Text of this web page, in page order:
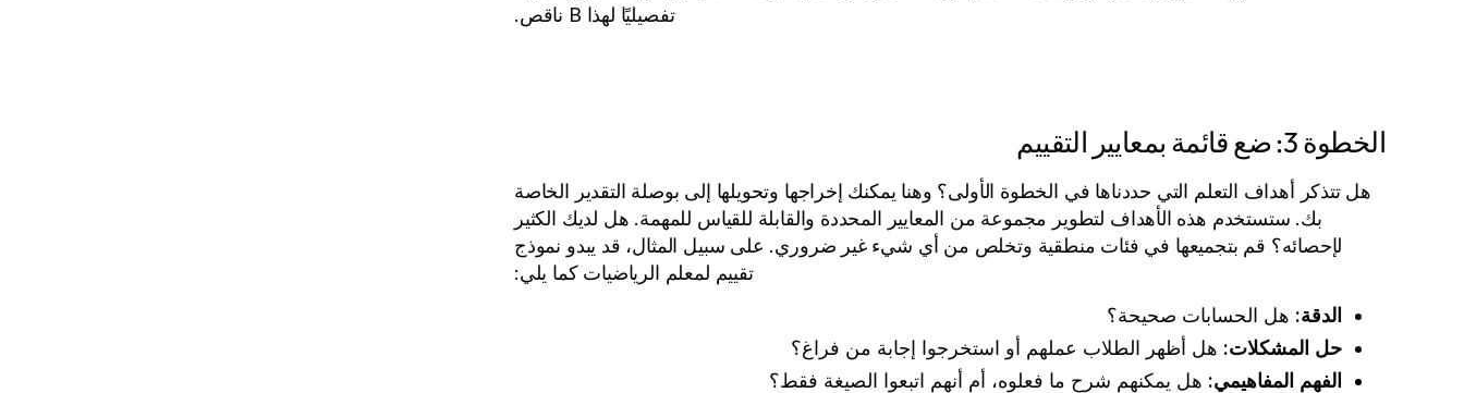
تفصيليًا لهذا B ناقص.
الخطوة 3: ضع قائمة بمعايير التقييم
هل تتذكر أهداف التعلم التي حددناها في الخطوة الأولى؟ وهنا يمكنك إخراجها وتحويلها إلى بوصلة التقدير الخاصة
بك. ستستخدم هذه الأهداف لتطوير مجموعة من المعايير المحددة والقابلة للقياس للمهمة. هل لديك الكثير
لإحصائه؟ قم بتجميعها في فئات منطقية وتخلص من أي شيء غير ضروري. على سبيل المثال، قد يبدو نموذج
تقييم لمعلم الرياضيات كما يلي:
الدقة: هل الحسابات صحيحة؟
حل المشكلات: هل أظهر الطلاب عملهم أو استخرجوا إجابة من فراغ؟
الفهم المفاهيمي: هل يمكنهم شرح ما فعلوه، أم أنهم اتبعوا الصيغة فقط؟